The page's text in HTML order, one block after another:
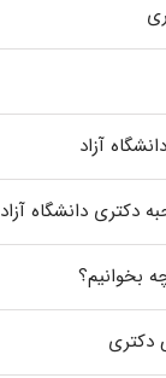
آزاد
دکتری دانشگاه آزاد
بخوانیم؟
دکتری